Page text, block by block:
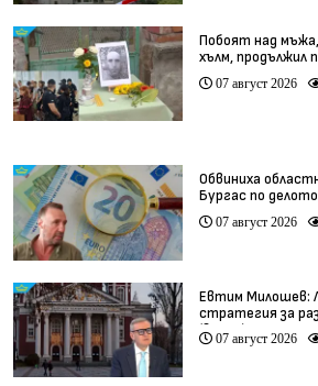
Побоят над
хълм, продължил
07 август 2026
Обвиниха
Бургас по
07 август 2026
Евтим Милошев:
стратегия за
(видео)
07 август 2026